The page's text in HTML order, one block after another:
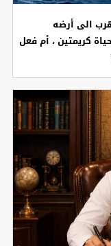
الى أرضه
كريمتين ، أم فعل